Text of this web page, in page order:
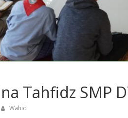
Tahfidz SMP
Wahid